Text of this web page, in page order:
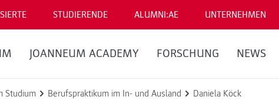
STUDIERENDE ALUMNI:AE UNTERNEHMEN
JOANNEUM ACADEMY FORSCHUNG NEWS
Studium Berufspraktikum im In- und Ausland Daniela Köck